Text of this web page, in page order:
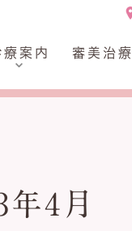
療案内
ステ・ホワイ
審美治療
年4月